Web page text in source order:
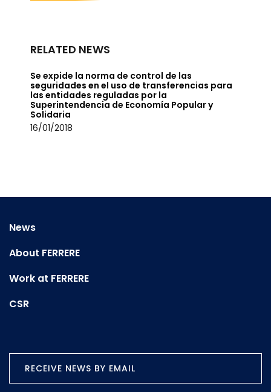
RELATED NEWS
Se expide la norma de control de las
seguridades en el uso de transferencias para
las entidades reguladas por la
Superintendencia de Economía Popular y
Solidaria
16/01/2018
News
About FERRERE
Work at FERRERE
CSR
RECEIVE NEWS BY EMAIL